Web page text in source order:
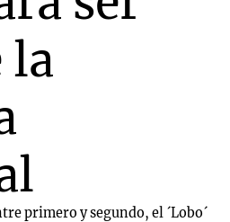
la
primero y segundo, el ´Lobo´